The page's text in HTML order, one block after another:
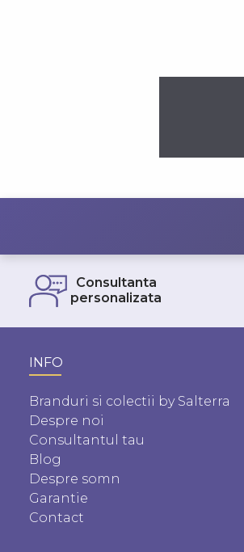
Consultanta
personalizata
INFO
Branduri si colectii by Salterra
Despre noi
Consultantul tau
Blog
Despre somn
Garantie
Contact